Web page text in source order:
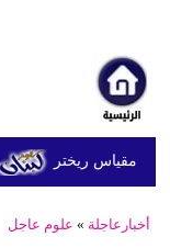
أخبارعاجلة » علوم عاجل